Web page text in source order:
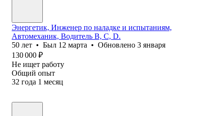
Энергетик, Инженер по наладке и испытаниям,
Автомеханик, Водитель В, С, D.
50 лет • Был 12 марта • Обновлено 3 января
130 000 ₽
Не ищет работу
Общий опыт
32 года 1 месяц